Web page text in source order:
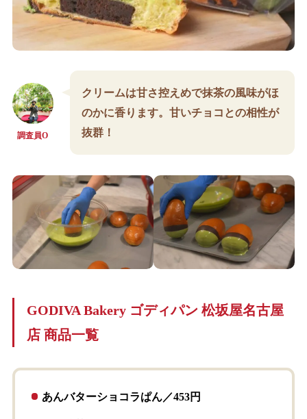
調査員O
クリームは甘さ控えめで抹茶の風味がほ
のかに香ります。甘いチョコとの相性が
抜群！
GODIVA Bakery ゴディパン 松坂屋名古屋
店 商品一覧
あんバターショコラぱん／453円